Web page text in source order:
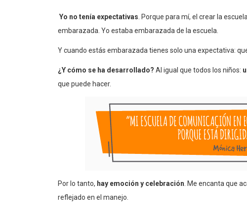
Yo no tenía expectativas. Porque para mí, el crear la
embarazada. Yo estaba embarazada de la escuela.
Y cuando estás embarazada tienes solo una expectativa:
¿Y cómo se ha desarrollado? Al igual que todos los niños:
que puede hacer.
Por lo tanto, hay emoción y celebración. Me encanta que
reflejado en el manejo.